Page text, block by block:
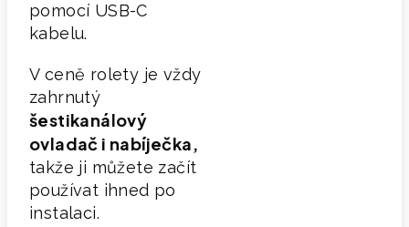
pomocí USB-C
kabelu.
V ceně rolety je vždy
zahrnutý
šestikanálový
ovladač i nabíječka,
takže ji můžete začít
používat ihned po
instalaci.